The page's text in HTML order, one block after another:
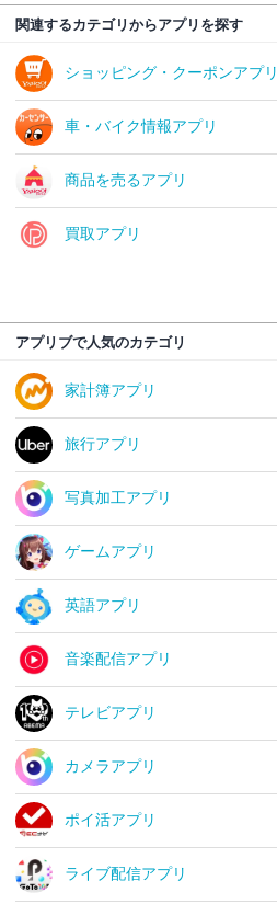
関連するカテゴリからアプリを探す
ショッピング・クーポンアプリ
車・バイク情報アプリ
商品を売るアプリ
買取アプリ
アプリブで人気のカテゴリ
家計簿アプリ
旅行アプリ
写真加工アプリ
ゲームアプリ
英語アプリ
音楽配信アプリ
テレビアプリ
カメラアプリ
ポイ活アプリ
ライブ配信アプリ